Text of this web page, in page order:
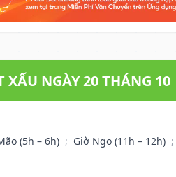
XẤU NGÀY 20 THÁNG 10
(5h – 6h) ; Giờ Ngọ (11h – 12h) ;